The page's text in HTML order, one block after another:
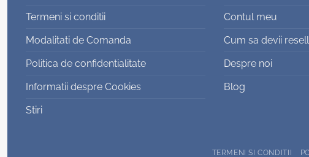
Termeni si conditii
Modalitati de Comanda
Politica de confidentialitate
Informatii despre Cookies
Stiri
Contul meu
Cum sa devii
Despre noi
Blog
TERMENI SI CONDITII